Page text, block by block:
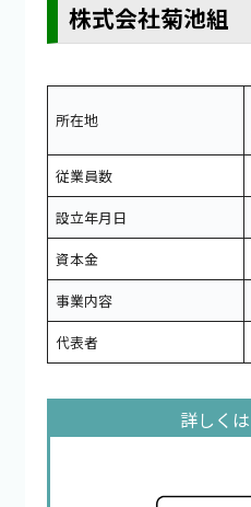
株式会社菊池組
所在地
従業員数
設立年月日
資本金
事業内容
代表者